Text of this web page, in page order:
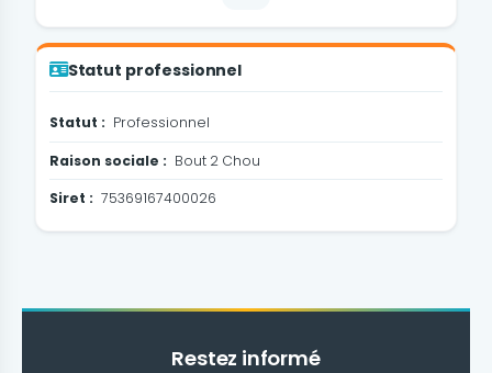
Statut professionnel
Statut : Professionnel
Raison sociale : Bout 2 Chou
Siret : 75369167400026
Restez informé